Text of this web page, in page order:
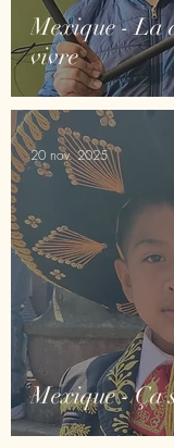
Mexique - La
vivre
Mexique - Ça
20 nov. 2025